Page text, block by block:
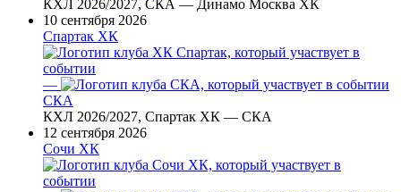
КХЛ 2026/2027, СКА — Динамо Москва ХК
10 сентября 2026
Спартак ХК
—
СКА
КХЛ 2026/2027, Спартак ХК — СКА
12 сентября 2026
Сочи ХК